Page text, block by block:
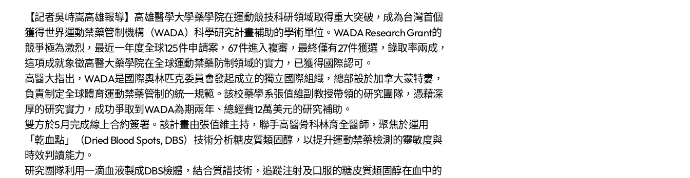
【記者吳峙嵩高雄報導】高雄醫學大學藥學院在運動競技科研領域取得重大突破，成為台灣首個
獲得世界運動禁藥管制機構（WADA）科學研究計畫補助的學術單位。WADA Research Grant的
競爭極為激烈，最近一年度全球125件申請案，67件進入複審，最終僅有27件獲選，錄取率兩成，
這項成就象徵高醫大藥學院在全球運動禁藥防制領域的實力，已獲得國際認可。
高醫大指出，WADA是國際奧林匹克委員會發起成立的獨立國際組織，總部設於加拿大蒙特婁，
負責制定全球體育運動禁藥管制的統一規範。該校藥學系張值維副教授帶領的研究團隊，憑藉深
厚的研究實力，成功爭取到WADA為期兩年、總經費12萬美元的研究補助。
雙方於5月完成線上合約簽署。該計畫由張值維主持，聯手高醫骨科林育全醫師，聚焦於運用
「乾血點」（Dried Blood Spots, DBS）技術分析糖皮質類固醇，以提升運動禁藥檢測的靈敏度與
時效判讀能力。
研究團隊利用一滴血液製成DBS檢體，結合質譜技術，追蹤注射及口服的糖皮質類固醇在血中的